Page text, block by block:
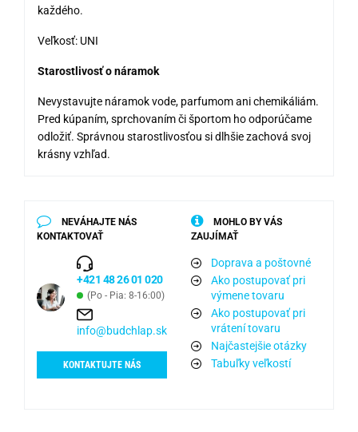
každého.
Veľkosť: UNI
Starostlivosť o náramok
Nevystavujte náramok vode, parfumom ani chemikáliám.
Pred kúpaním, sprchovaním či športom ho odporúčame
odložiť. Správnou starostlivosťou si dlhšie zachová svoj
krásny vzhľad.
NEVÁHAJTE NÁS
KONTAKTOVAŤ
+421 48 26 01 020
(Po - Pia: 8-16:00)
info@budchlap.sk
KONTAKTUJTE NÁS
MOHLO BY VÁS
ZAUJÍMAŤ
Doprava a poštovné
Ako postupovať pri
výmene tovaru
Ako postupovať pri
vrátení tovaru
Najčastejšie otázky
Tabuľky veľkostí